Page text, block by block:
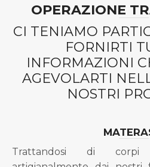
OPERAZIONE
CI TENIAMO
FORNIRTI
INFORMAZIONI
AGEVOLARTI
NOSTRI
Trattandosi di corpi